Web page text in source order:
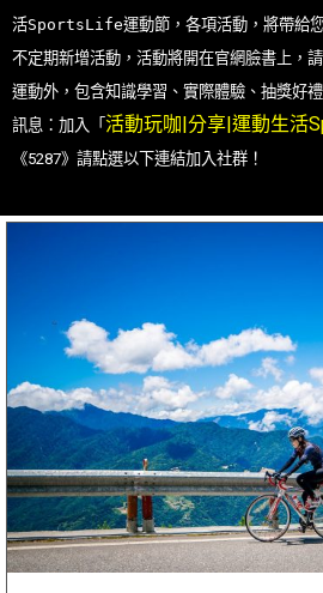
活SportsLife運動節，各項活動，將帶給您
不定期新增活動，活動將開在官網臉書上，
運動外，包含知識學習、實際體驗、抽獎好
訊息： 加入「 活動玩咖|分享|運動生活
《5287》請點選以下連結加入社群！